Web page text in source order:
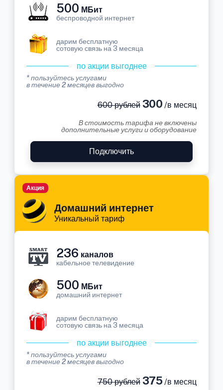
500 МБит
беспроводной интернет
дарим бесплатную
сотовую связь на 3 месяца
по акции выгоднее
* пользуйтесь услугами
в течение 2 месяцев выгодно
600 рублей300 /в месяц
В стоимость тарифа не включены
дополнительные услуги и оборудование
Подключить
Домашний интернет
Уникальный тариф
Акция
236 каналов
кабельное телевидение
500 МБит
домашний интернет
дарим бесплатную
сотовую связь на 3 месяца
по акции выгоднее
* пользуйтесь услугами
в течение 2 месяцев выгодно
750 рублей375 /в месяц